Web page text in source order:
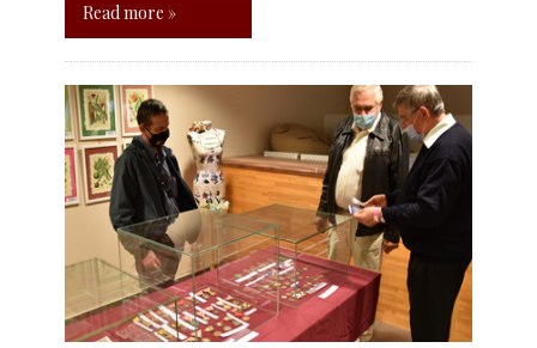
Read more »